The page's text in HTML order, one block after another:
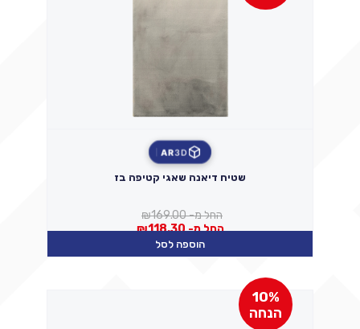
3D
AR
שטיח דיאנה שאגי קטיפה בז
החל מ- ₪169.00
החל מ-
₪118.30
הוספה לסל
10%
הנחה